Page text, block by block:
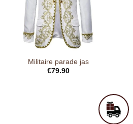
Militaire parade jas
€79.90